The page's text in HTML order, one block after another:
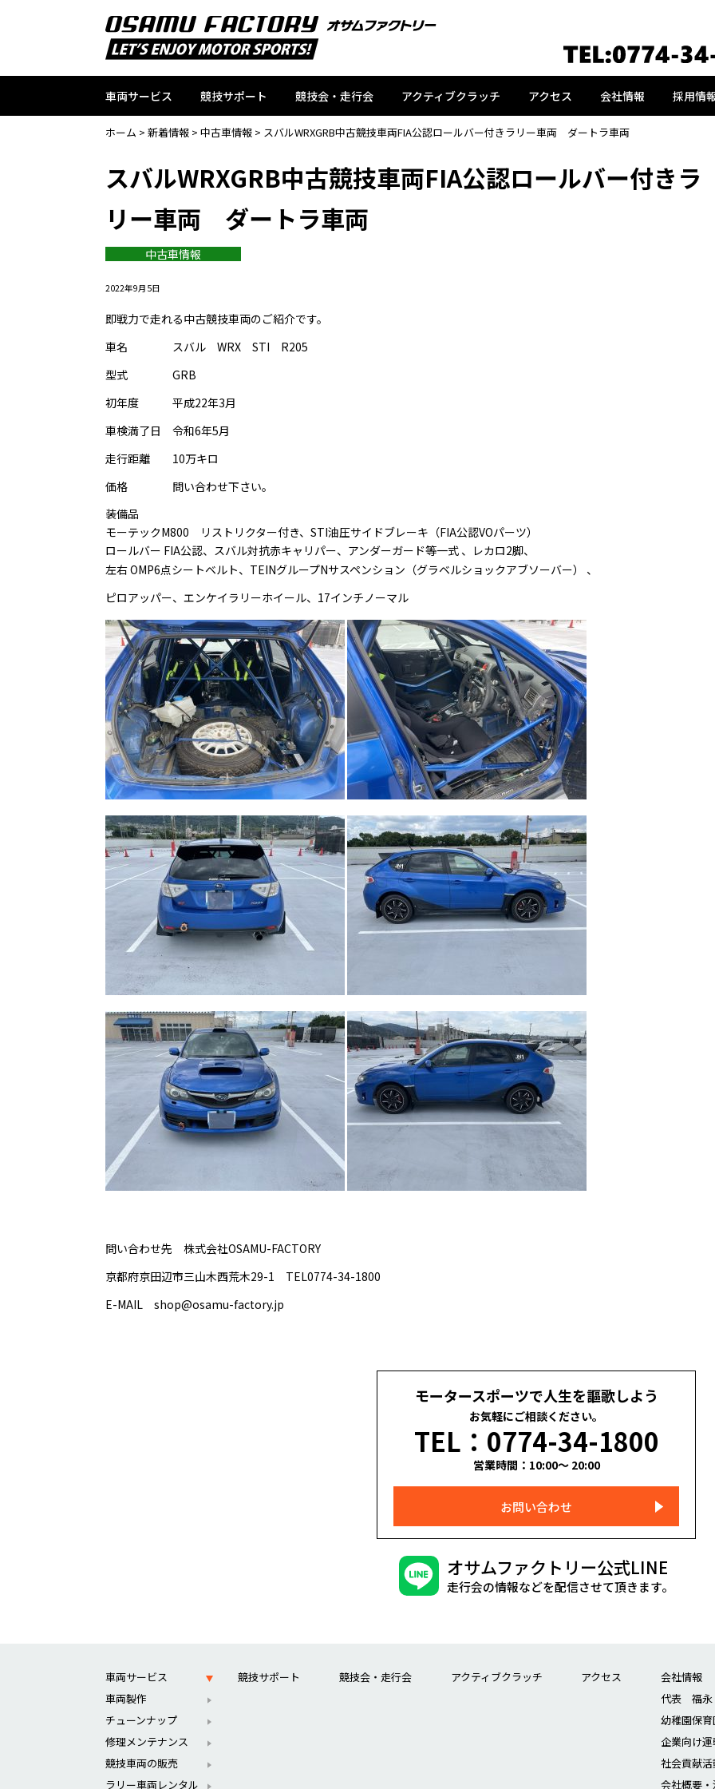
車両サービス 競技サポート 競技会・走行会 アクティブクラッチ アクセス 会社情報 採用情
ホーム > 新着情報 > 中古車情報 > スバルWRXGRB中古競技車両FIA公認ロールバー付きラリー車両 ダートラ車両
スバルWRXGRB中古競技車両FIA公認ロールバー付きラ
リー車両 ダートラ車両
中古車情報
2022年9月5日
即戦力で走れる中古競技車両のご紹介です。
車名 スバル WRX STI R205
型式 GRB
初年度 平成22年3月
車検満了日 令和6年5月
走行距離 10万キロ
価格 問い合わせ下さい。
装備品
モーテックM800 リストリクター付き、STI油圧サイドブレーキ（FIA公認VOパーツ）
ロールバー FIA公認、スバル対抗赤キャリパー、アンダーガード等一式 、レカロ2脚、
左右 OMP6点シートベルト、TEINグループNサスペンション（グラベルショックアブソーバー） 、
ピロアッパー、エンケイラリーホイール、17インチノーマル
問い合わせ先 株式会社OSAMU-FACTORY
京都府京田辺市三山木西荒木29-1 TEL0774-34-1800
E-MAIL shop@osamu-factory.jp
モータースポーツで人生を謳歌しよう
お気軽にご相談ください。
TEL：0774-34-1800
営業時間：10:00～ 20:00
お問い合わせ
オサムファクトリー公式LINE
走行会の情報などを配信させて頂きます。
車両サービス
車両製作
チューンナップ
修理メンテナンス
競技車両の販売
ラリー車両レンタル
競技サポート 競技会・走行会 アクティブクラッチ アクセス
会社情報
代表 福永
幼稚園保
企業向け
社会貢献
会社概要